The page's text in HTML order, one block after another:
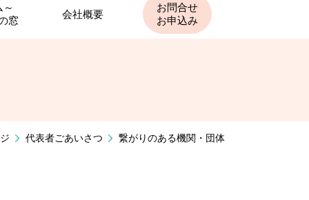
窓
会社概要
お問合せ
お申込み
代表者ごあいさつ 繋がりのある機関・団体